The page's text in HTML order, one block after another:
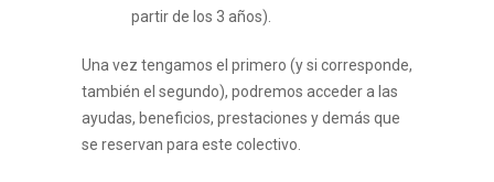
partir de los 3 años).
Una vez tengamos el primero (y si corresponde,
también el segundo), podremos acceder a las
ayudas, beneficios, prestaciones y demás que
se reservan para este colectivo.